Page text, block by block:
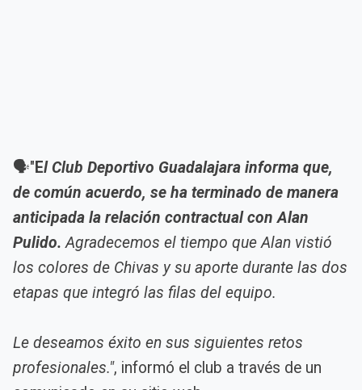
🗣️"El Club Deportivo Guadalajara informa que,
de común acuerdo, se ha terminado de manera
anticipada la relación contractual con Alan
Pulido. Agradecemos el tiempo que Alan vistió
los colores de Chivas y su aporte durante las dos
etapas que integró las filas del equipo.
Le deseamos éxito en sus siguientes retos
profesionales.", informó el club a través de un